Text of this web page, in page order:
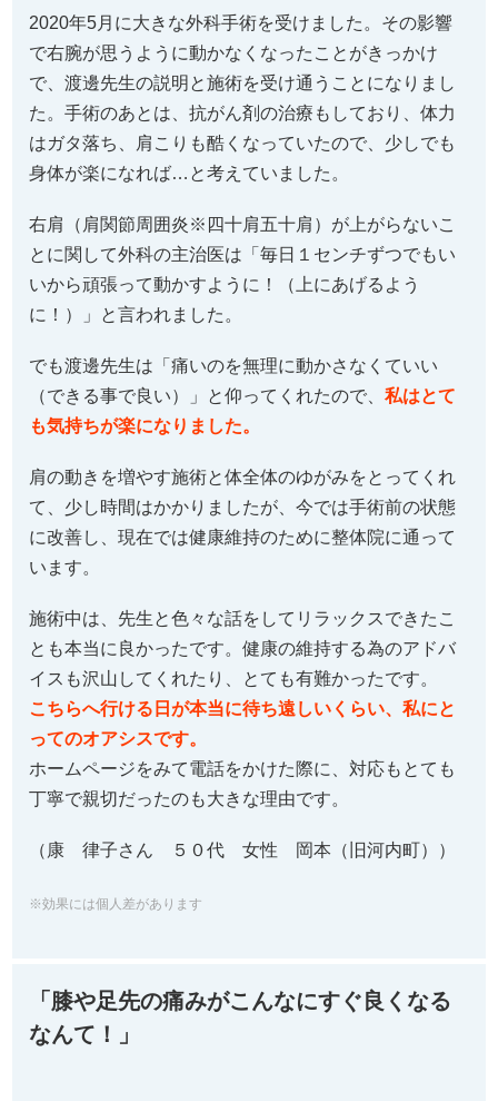
2020年5月に大きな外科手術を受けました。その影響
で右腕が思うように動かなくなったことがきっかけ
で、渡邊先生の説明と施術を受け通うことになりまし
た。手術のあとは、抗がん剤の治療もしており、体力
はガタ落ち、肩こりも酷くなっていたので、少しでも
身体が楽になれば…と考えていました。
右肩（肩関節周囲炎※四十肩五十肩）が上がらないこ
とに関して外科の主治医は「毎日１センチずつでもい
いから頑張って動かすように！（上にあげるよう
に！）」と言われました。
でも渡邊先生は「痛いのを無理に動かさなくていい
（できる事で良い）」と仰ってくれたので、 私はとて
も気持ちが楽になりました。
肩の動きを増やす施術と体全体のゆがみをとってくれ
て、少し時間はかかりましたが、今では手術前の状態
に改善し、現在では健康維持のために整体院に通って
います。
施術中は、先生と色々な話をしてリラックスできたこ
とも本当に良かったです。健康の維持する為のアドバ
イスも沢山してくれたり、とても有難かったです。
こちらへ行ける日が本当に待ち遠しいくらい、私にと
ってのオアシスです。
ホームページをみて電話をかけた際に、対応もとても
丁寧で親切だったのも大きな理由です。
（康 律子さん ５０代 女性 岡本（旧河内町））
※効果には個人差があります
「膝や足先の痛みがこんなにすぐ良くなる
なんて！」